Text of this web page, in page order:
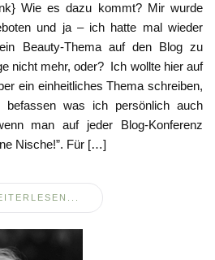
Wie es dazu kommt? Mir wurde
und ja – ich hatte mal wieder
Beauty-Thema auf den Blog zu
nicht mehr, oder? Ich wollte hier auf
ein einheitliches Thema schreiben,
was ich persönlich auch
man auf jeder Blog-Konferenz
Nische!”. Für […]